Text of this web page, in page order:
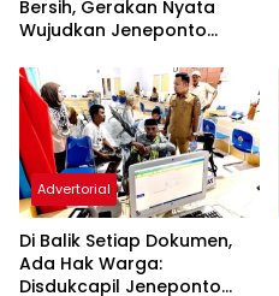
Bersih, Gerakan Nyata
Wujudkan Jeneponto
ASRI
Advertorial
Di Balik Setiap Dokumen,
Ada Hak Warga:
Disdukcapil Jeneponto